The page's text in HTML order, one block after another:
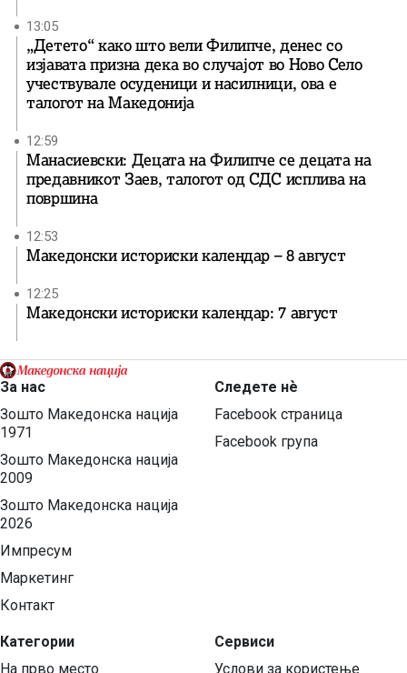
13:05
„Детето“ како што вели Филипче, денес со
изјавата призна дека во случајот во Ново Село
учествувале осуденици и насилници, ова е
талогот на Македонија
12:59
Манасиевски: Децата на Филипче се децата на
предавникот Заев, талогот од СДС исплива на
површина
12:53
Македонски историски календар – 8 август
12:25
Македонски историски календар: 7 август
За нас
Зошто Македонска нација
1971
Зошто Македонска нација
2009
Зошто Македонска нација
2026
Импресум
Маркетинг
Контакт
Категории
На прво место
Следете нѐ
Facebook страница
Facebook група
Сервиси
Услови за користење